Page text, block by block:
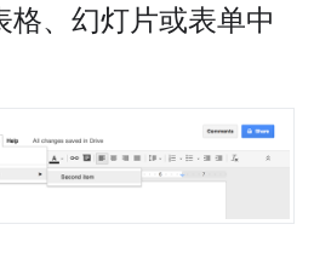
、幻灯片或表单中